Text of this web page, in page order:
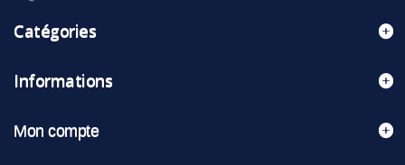
Catégories
Informations
Mon compte